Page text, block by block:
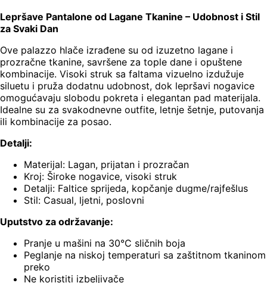
Lepršave Pantalone od Lagane Tkanine – Udobnost i Stil
za Svaki Dan
Ove palazzo hlače izrađene su od izuzetno lagane i
prozračne tkanine, savršene za tople dane i opuštene
kombinacije. Visoki struk sa faltama vizuelno izdužuje
siluetu i pruža dodatnu udobnost, dok lepršavi nogavice
omogućavaju slobodu pokreta i elegantan pad materijala.
Idealne su za svakodnevne outfite, letnje šetnje, putovanja
ili kombinacije za posao.
Detalji:
Materijal: Lagan, prijatan i prozračan
Kroj: Široke nogavice, visoki struk
Detalji: Faltice sprijeda, kopčanje dugme/rajfešlus
Stil: Casual, ljetni, poslovni
Uputstvo za održavanje:
Pranje u mašini na 30°C sličnih boja
Peglanje na niskoj temperaturi sa zaštitnom tkaninom
preko
Ne koristiti izbeljivače